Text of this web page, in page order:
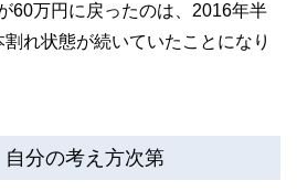
60万円に戻ったのは、2016年半
れ状態が続いていたことになり
分の考え方次第